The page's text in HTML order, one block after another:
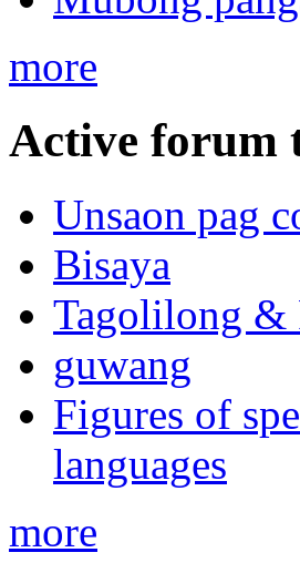
more
Active forum
Unsaon pag
Bisaya
Tagolilong &
guwang
Figures of
languages
more